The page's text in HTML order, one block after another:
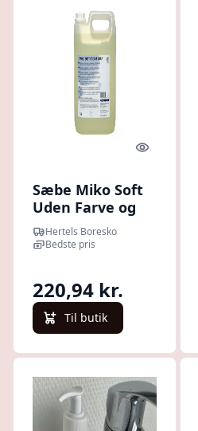
Quick look
Sæbe Miko Soft
Uden Farve og
Parfume 5 Liter
Hertels Boresko
Bedste pris
220,94 kr.
Til butik